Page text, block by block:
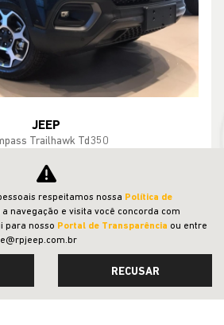
JEEP
Trailhawk Td350
233.631,00
2022/2023
respeitamos nossa Política de
a navegação e visita você concorda com
para nosso Portal de Transparência ou entre
RECUSAR